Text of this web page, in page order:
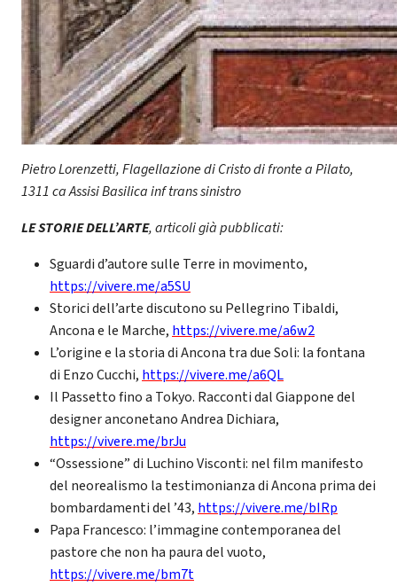
Pietro Lorenzetti, Flagellazione di Cristo di fronte a Pilato,
1311 ca Assisi Basilica inf trans sinistro
LE STORIE DELL’ARTE, articoli già pubblicati:
Sguardi d’autore sulle Terre in movimento,
https://vivere.me/a5SU
Storici dell’arte discutono su Pellegrino Tibaldi,
Ancona e le Marche, https://vivere.me/a6w2
L’origine e la storia di Ancona tra due Soli: la fontana
di Enzo Cucchi, https://vivere.me/a6QL
Il Passetto fino a Tokyo. Racconti dal Giappone del
designer anconetano Andrea Dichiara,
https://vivere.me/brJu
“Ossessione” di Luchino Visconti: nel film manifesto
del neorealismo la testimonianza di Ancona prima dei
bombardamenti del ’43, https://vivere.me/bIRp
Papa Francesco: l’immagine contemporanea del
pastore che non ha paura del vuoto,
https://vivere.me/bm7t